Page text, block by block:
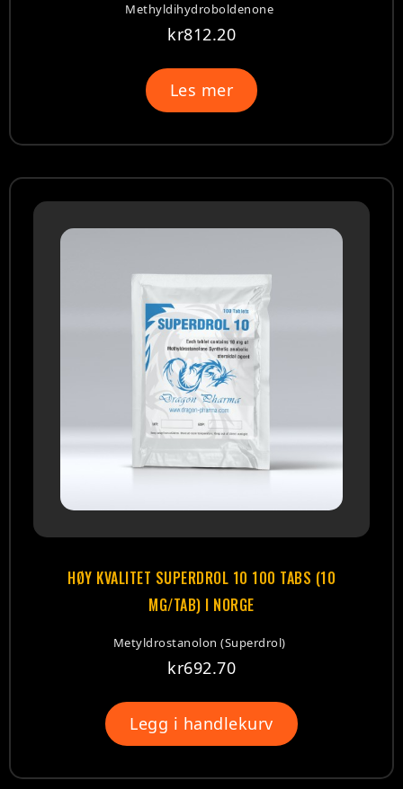
Methyldihydroboldenone
kr812.20
Les mer
HØY KVALITET SUPERDROL 10 100 TABS (10
MG/TAB) I NORGE
Metyldrostanolon (Superdrol)
kr692.70
Legg i handlekurv